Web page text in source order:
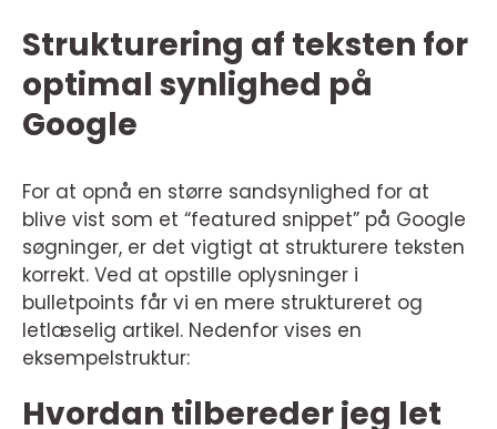
Strukturering af teksten for
optimal synlighed på
Google
For at opnå en større sandsynlighed for at
blive vist som et “featured snippet” på Google
søgninger, er det vigtigt at strukturere teksten
korrekt. Ved at opstille oplysninger i
bulletpoints får vi en mere struktureret og
letlæselig artikel. Nedenfor vises en
eksempelstruktur:
Hvordan tilbereder jeg let